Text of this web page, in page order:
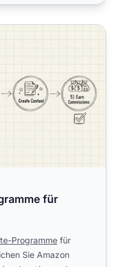
Einsteiger im Jahr
für
Programme für
Sie Amazon